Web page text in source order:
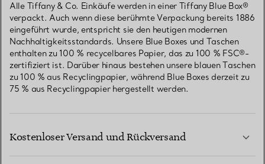
Alle Tiffany & Co. Einkäufe werden in einer Tiffany Blue Box®
verpackt. Auch wenn diese berühmte Verpackung bereits 1886
eingeführt wurde, entspricht sie den heutigen modernen
Nachhaltigkeitsstandards. Unsere Blue Boxes und Taschen
enthalten zu 100 % recycelbares Papier, das zu 100 % FSC®-
zertifiziert ist. Darüber hinaus bestehen unsere blauen Taschen
zu 100 % aus Recyclingpapier, während Blue Boxes derzeit zu
75 % aus Recyclingpapier hergestellt werden.
Kostenloser Versand und Rückversand